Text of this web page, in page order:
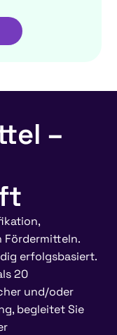
–
Fördermitteln.
erfolgsbasiert.
20
und/oder
begleitet Sie